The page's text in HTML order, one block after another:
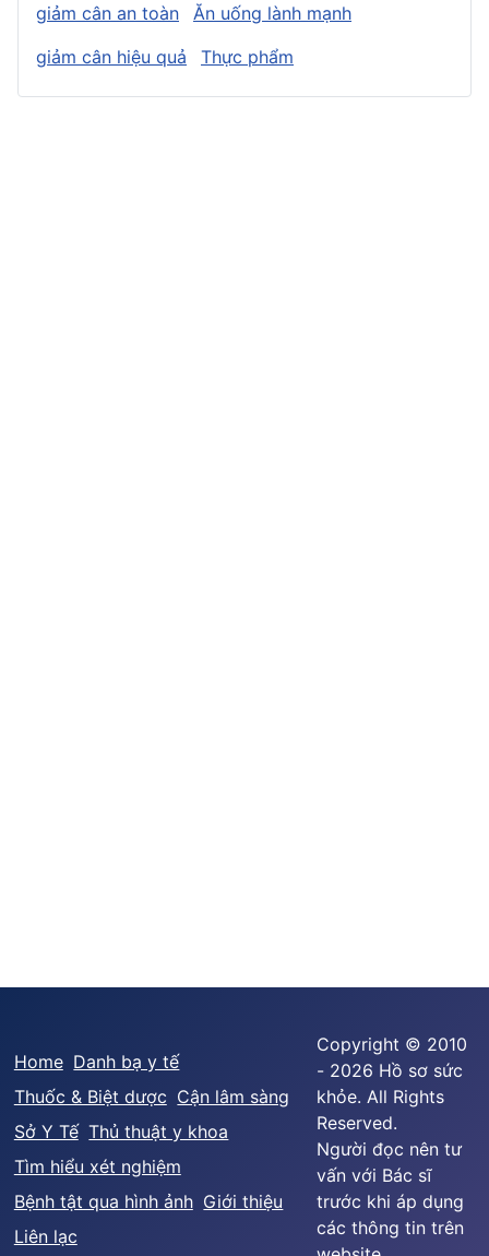
giảm cân an toàn
Ăn uống lành mạnh
giảm cân hiệu quả
Thực phẩm
Home Danh bạ y tế
Thuốc & Biệt dược Cận lâm sàng
Sở Y Tế Thủ thuật y khoa
Tìm hiểu xét nghiệm
Bệnh tật qua hình ảnh Giới thiệu
Liên lạc
Copyright © 2010
- 2026 Hồ sơ sức
khỏe. All Rights
Reserved.
Người đọc nên tư
vấn với Bác sĩ
trước khi áp dụng
các thông tin trên